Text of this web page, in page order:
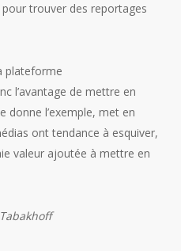
trouver des reportages
plateforme
l’avantage de mettre en
donne l’exemple, met en
ont tendance à esquiver,
valeur ajoutée à mettre en